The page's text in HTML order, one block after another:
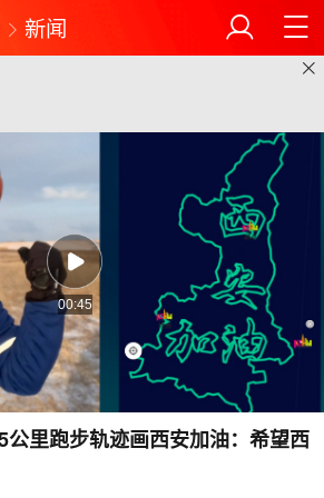
新闻
00:45
公里跑步轨迹画西安加油：希望西